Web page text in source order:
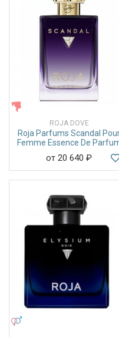
ROJA DOVE
Roja Parfums Scandal
Femme Essence De
от 20 640 ₽